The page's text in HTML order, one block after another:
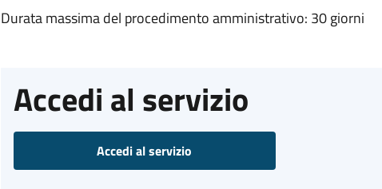
Durata massima del procedimento amministrativo: 30 giorni
Accedi al servizio
Accedi al servizio